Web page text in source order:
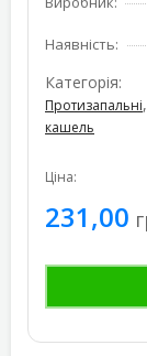
Наявність:
Категорія:
Протизапальні,
кашель
Ціна:
231,00